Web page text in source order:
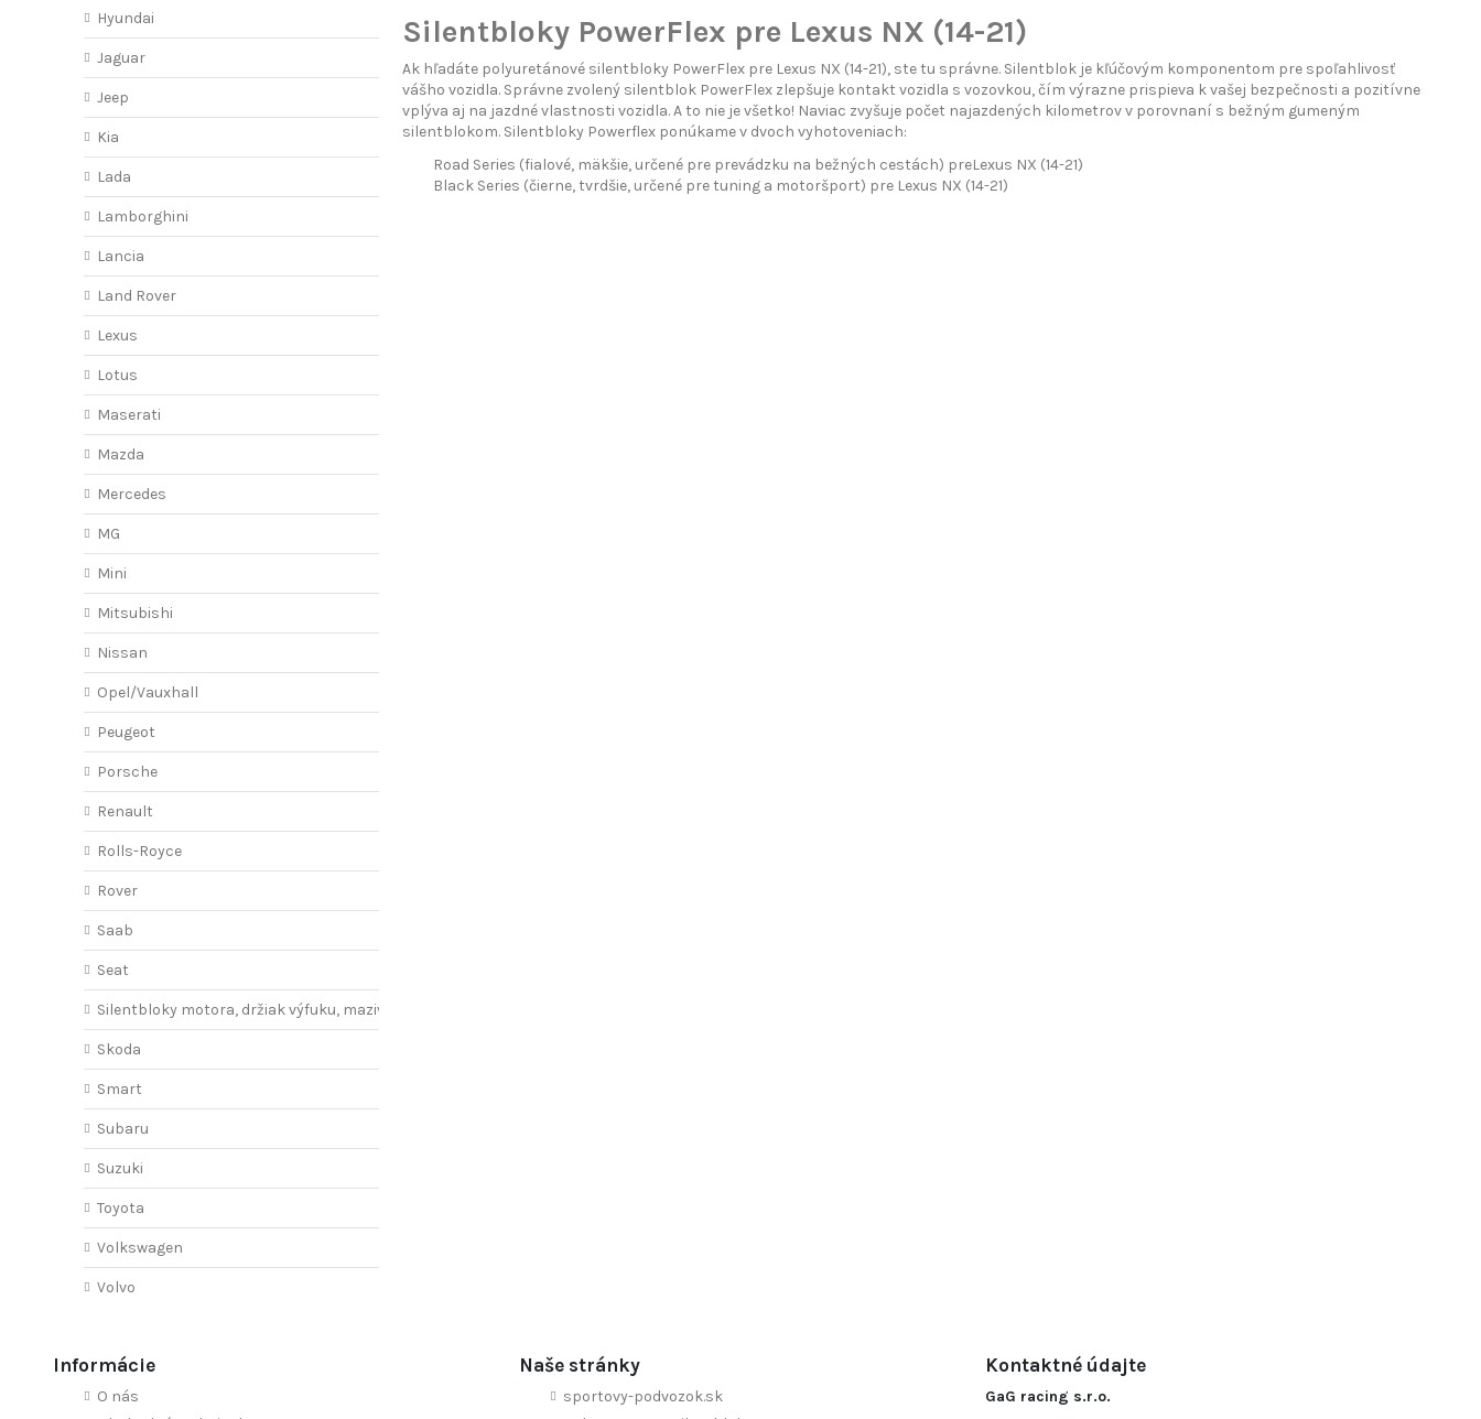
Silentbloky PowerFlex pre Lexus NX (14-21)
Ak hľadáte polyuretánové silentbloky PowerFlex pre Lexus NX (14-21), ste tu správne. Silentblok je kľúčovým komponentom pre spoľahlivosť
vášho vozidla. Správne zvolený silentblok PowerFlex zlepšuje kontakt vozidla s vozovkou, čím výrazne prispieva k vašej bezpečnosti a pozitívne
vplýva aj na jazdné vlastnosti vozidla. A to nie je všetko! Naviac zvyšuje počet najazdených kilometrov v porovnaní s bežným gumeným
silentblokom. Silentbloky Powerflex ponúkame v dvoch vyhotoveniach:
Road Series (fialové, mäkšie, určené pre prevádzku na bežných cestách) preLexus NX (14-21)
Black Series (čierne, tvrdšie, určené pre tuning a motoršport) pre Lexus NX (14-21)
Hyundai
Jaguar
Jeep
Kia
Lada
Lamborghini
Lancia
Land Rover
Lexus
Lotus
Maserati
Mazda
Mercedes
MG
Mini
Mitsubishi
Nissan
Opel/Vauxhall
Peugeot
Porsche
Renault
Rolls-Royce
Rover
Saab
Seat
Silentbloky motora, držiak výfuku, mazivo
Skoda
Smart
Subaru
Suzuki
Toyota
Volkswagen
Volvo
Informácie
O nás
Naše stránky
sportovy-podvozok.sk
Kontaktné údajte
GaG racing s.r.o.